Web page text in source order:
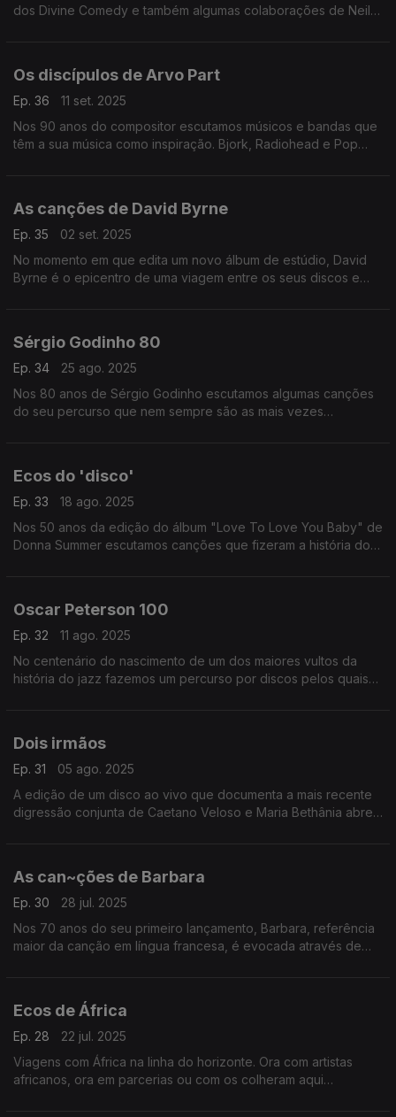
dos Divine Comedy e também algumas colaborações de Neil
Os discípulos de Arvo Part
Ep. 36
11 set. 2025
Nos 90 anos do compositor escutamos músicos e bandas que
têm a sua música como inspiração. Bjork, Radiohead e Pop
As canções de David Byrne
Ep. 35
02 set. 2025
No momento em que edita um novo álbum de estúdio, David
Byrne é o epicentro de uma viagem entre os seus discos e
Sérgio Godinho 80
Ep. 34
25 ago. 2025
Nos 80 anos de Sérgio Godinho escutamos algumas canções
do seu percurso que nem sempre são as mais vezes
Ecos do 'disco'
Ep. 33
18 ago. 2025
Nos 50 anos da edição do álbum "Love To Love You Baby" de
Donna Summer escutamos canções que fizeram a história do
Oscar Peterson 100
Ep. 32
11 ago. 2025
No centenário do nascimento de um dos maiores vultos da
história do jazz fazemos um percurso por discos pelos quais
Dois irmãos
Ep. 31
05 ago. 2025
A edição de um disco ao vivo que documenta a mais recente
digressão conjunta de Caetano Veloso e Maria Bethânia abre
As can~ções de Barbara
Ep. 30
28 jul. 2025
Nos 70 anos do seu primeiro lançamento, Barbara, referência
maior da canção em língua francesa, é evocada através de
Ecos de África
Ep. 28
22 jul. 2025
Viagens com África na linha do horizonte. Ora com artistas
africanos, ora em parcerias ou com os colheram aqui